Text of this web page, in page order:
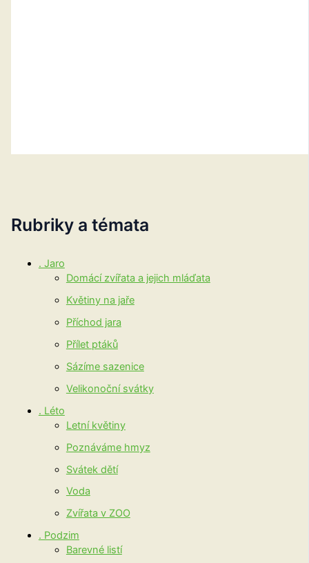
Rubriky a témata
. Jaro
Domácí zvířata a jejich mláďata
Květiny na jaře
Příchod jara
Přílet ptáků
Sázíme sazenice
Velikonoční svátky
. Léto
Letní květiny
Poznáváme hmyz
Svátek dětí
Voda
Zvířata v ZOO
. Podzim
Barevné listí